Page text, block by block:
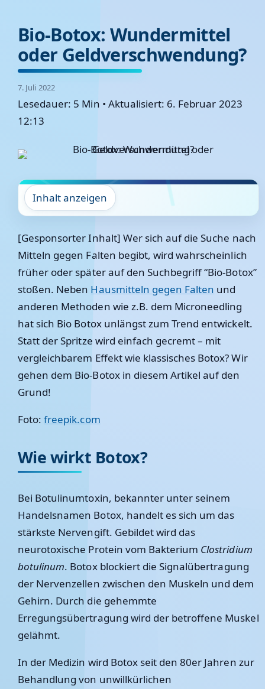
Bio-Botox: Wundermittel
oder Geldverschwendung?
7. Juli 2022
Lesedauer: 5 Min • Aktualisiert: 6. Februar 2023
12:13
Inhalt anzeigen
[Gesponsorter Inhalt] Wer sich auf die Suche nach
Mitteln gegen Falten begibt, wird wahrscheinlich
früher oder später auf den Suchbegriff “Bio-Botox”
stoßen. Neben Hausmitteln gegen Falten und
anderen Methoden wie z.B. dem Microneedling
hat sich Bio Botox unlängst zum Trend entwickelt.
Statt der Spritze wird einfach gecremt – mit
vergleichbarem Effekt wie klassisches Botox? Wir
gehen dem Bio-Botox in diesem Artikel auf den
Grund!
Foto:freepik.com
Wie wirkt Botox?
Bei Botulinumtoxin, bekannter unter seinem
Handelsnamen Botox, handelt es sich um das
stärkste Nervengift. Gebildet wird das
neurotoxische Protein vom Bakterium Clostridium
botulinum. Botox blockiert die Signalübertragung
der Nervenzellen zwischen den Muskeln und dem
Gehirn. Durch die gehemmte
Erregungsübertragung wird der betroffene Muskel
gelähmt.
In der Medizin wird Botox seit den 80er Jahren zur
Behandlung von unwillkürlichen